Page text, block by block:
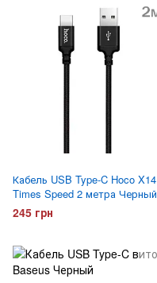
Кабель USB Type-C Hoco X14
Times Speed 2 метра Черный
245 грн